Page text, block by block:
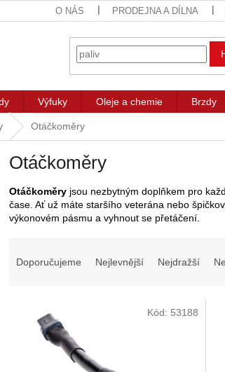
O NÁS PRODEJNA A DÍLNA
Výfuky Oleje a chemie Brzdy
Otáčkoměry
Otáčkoměry
Otáčkoměry jsou nezbytným doplňkem pro
čase. Ať už máte staršího veterána nebo
výkonovém pásmu a vyhnout se přetáčení.
Doporučujeme Nejlevnější Nejdražší
Kód: 53188